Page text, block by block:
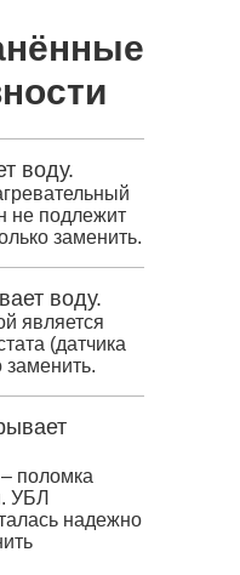
воду.
не подлежит
заменить.
воду.
является
(датчика
поломка
УБЛ
надежно